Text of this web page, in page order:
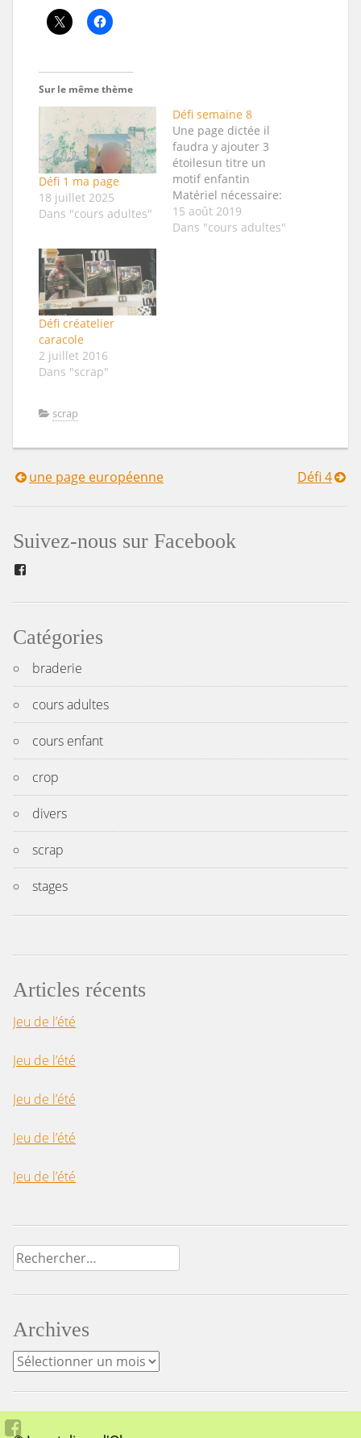
Sur le même thème
Défi 1 ma page
18 juillet 2025
Dans "cours adultes"
Défi semaine 8
Une page dictée il
faudra y ajouter 3
étoilesun titre un
motif enfantin
Matériel nécessaire:
1 photo 10x15
verticale1 papier 30,5
15 août 2019
Dans "cours adultes"
Défi créatelier
caracole
2 juillet 2016
Dans "scrap"
scrap
Navigation
l’article
une page européenne Défi 4
Suivez-nous sur Facebook
Catégories
braderie
cours adultes
cours enfant
crop
divers
scrap
stages
Articles récents
Jeu de l’été
Jeu de l’été
Jeu de l’été
Jeu de l’été
Jeu de l’été
Rechercher :
Archives
Archives